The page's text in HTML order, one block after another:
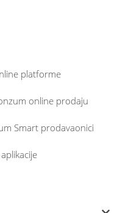
platforme
online prodaju
Smart prodavaonici